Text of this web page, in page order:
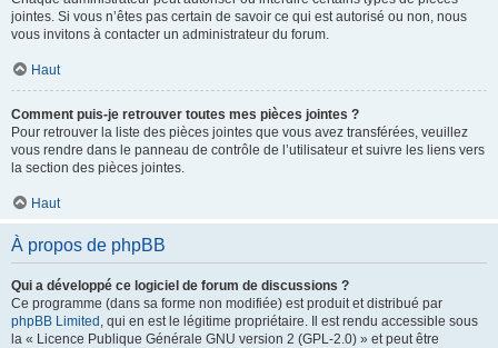
jointes. Si vous n’êtes pas certain de savoir ce qui est autorisé ou non, nous
vous invitons à contacter un administrateur du forum.
Haut
Comment puis-je retrouver toutes mes pièces jointes ?
Pour retrouver la liste des pièces jointes que vous avez transférées, veuillez
vous rendre dans le panneau de contrôle de l’utilisateur et suivre les liens vers
la section des pièces jointes.
Haut
À propos de phpBB
Qui a développé ce logiciel de forum de discussions ?
Ce programme (dans sa forme non modifiée) est produit et distribué par
phpBB Limited , qui en est le légitime propriétaire. Il est rendu accessible sous
la « Licence Publique Générale GNU version 2 (GPL-2.0) » et peut être